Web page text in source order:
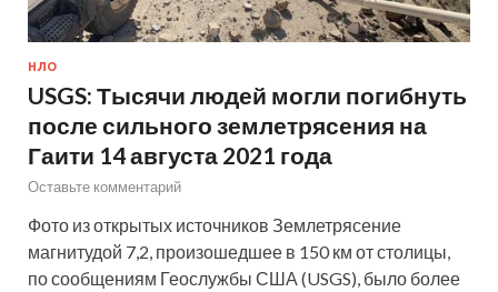
НЛО
USGS: Тысячи людей могли погибнуть
после сильного землетрясения на
Гаити 14 августа 2021 года
Оставьте комментарий
Фото из открытых источников Землетрясение
магнитудой 7,2, произошедшее в 150 км от столицы,
по сообщениям Геослужбы США (USGS), было более